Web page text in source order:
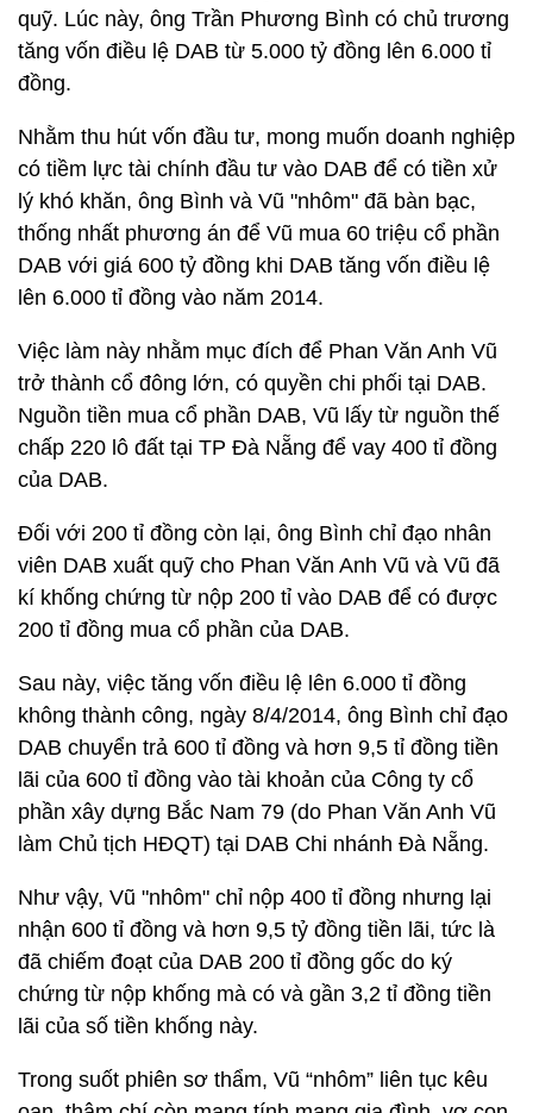
quỹ. Lúc này, ông Trần Phương Bình có chủ trương
tăng vốn điều lệ DAB từ 5.000 tỷ đồng lên 6.000 tỉ
đồng.
Nhằm thu hút vốn đầu tư, mong muốn doanh nghiệp
có tiềm lực tài chính đầu tư vào DAB để có tiền xử
lý khó khăn, ông Bình và Vũ "nhôm" đã bàn bạc,
thống nhất phương án để Vũ mua 60 triệu cổ phần
DAB với giá 600 tỷ đồng khi DAB tăng vốn điều lệ
lên 6.000 tỉ đồng vào năm 2014.
Việc làm này nhằm mục đích để Phan Văn Anh Vũ
trở thành cổ đông lớn, có quyền chi phối tại DAB.
Nguồn tiền mua cổ phần DAB, Vũ lấy từ nguồn thế
chấp 220 lô đất tại TP Đà Nẵng để vay 400 tỉ đồng
của DAB.
Đối với 200 tỉ đồng còn lại, ông Bình chỉ đạo nhân
viên DAB xuất quỹ cho Phan Văn Anh Vũ và Vũ đã
kí khống chứng từ nộp 200 tỉ vào DAB để có được
200 tỉ đồng mua cổ phần của DAB.
Sau này, việc tăng vốn điều lệ lên 6.000 tỉ đồng
không thành công, ngày 8/4/2014, ông Bình chỉ đạo
DAB chuyển trả 600 tỉ đồng và hơn 9,5 tỉ đồng tiền
lãi của 600 tỉ đồng vào tài khoản của Công ty cổ
phần xây dựng Bắc Nam 79 (do Phan Văn Anh Vũ
làm Chủ tịch HĐQT) tại DAB Chi nhánh Đà Nẵng.
Như vậy, Vũ "nhôm" chỉ nộp 400 tỉ đồng nhưng lại
nhận 600 tỉ đồng và hơn 9,5 tỷ đồng tiền lãi, tức là
đã chiếm đoạt của DAB 200 tỉ đồng gốc do ký
chứng từ nộp khống mà có và gần 3,2 tỉ đồng tiền
lãi của số tiền khống này.
Trong suốt phiên sơ thẩm, Vũ “nhôm” liên tục kêu